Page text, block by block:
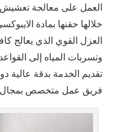
العمل على معالجة
خلالها حقنها بمادة
العزل القوي الذي يعالج
وتسربات المياه إلى
تقديم الخدمة بدقة
فريق عمل متخصص بمجال